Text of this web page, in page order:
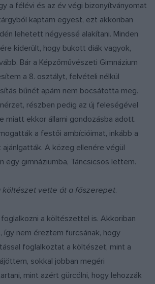
a félévi és az év végi bizonyítványomat
kaptam egyest, ezt akkoriban
lehetett négyessé alakítani. Minden
kiderült, hogy bukott diák vagyok,
Bár a Képzőművészeti Gimnázium
a 8. osztályt, felvételi nélkül
bűnét apám nem bocsátotta meg.
részben pedig az új feleségével
miatt ekkor állami gondozásba adott.
a festői ambícióimat, inkább a
A közeg ellenére végül
egy gimnáziumba, Táncsicsos lettem.
költészet vette át a főszerepet.
a költészettel is. Akkoriban
így nem éreztem furcsának, hogy
foglalkoztat a költészet, mint a
sokkal jobban megéri
mint azért gürcölni, hogy lehozzák